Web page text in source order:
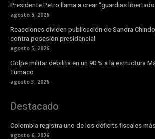
Presidente Petro llama a crear “guardias
agosto 5, 2026
Reacciones dividen publicación de Sandra
contra posesión presidencial
agosto 5, 2026
Golpe militar debilita en un 90 % a la estructura
Tumaco
agosto 3, 2026
Destacado
Colombia registra uno de los déficits fiscales
agosto 6, 2026